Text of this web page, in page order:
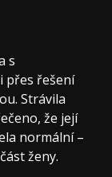
s
přes řešení
Strávila
že její
normální –
ženy.